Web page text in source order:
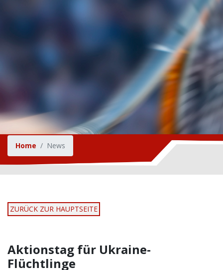
Home News
ZURÜCK ZUR HAUPTSEITE
Aktionstag für Ukraine-
Flüchtlinge